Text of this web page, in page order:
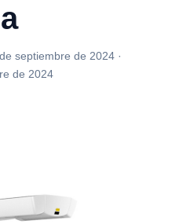
septiembre de 2024 ·
de 2024